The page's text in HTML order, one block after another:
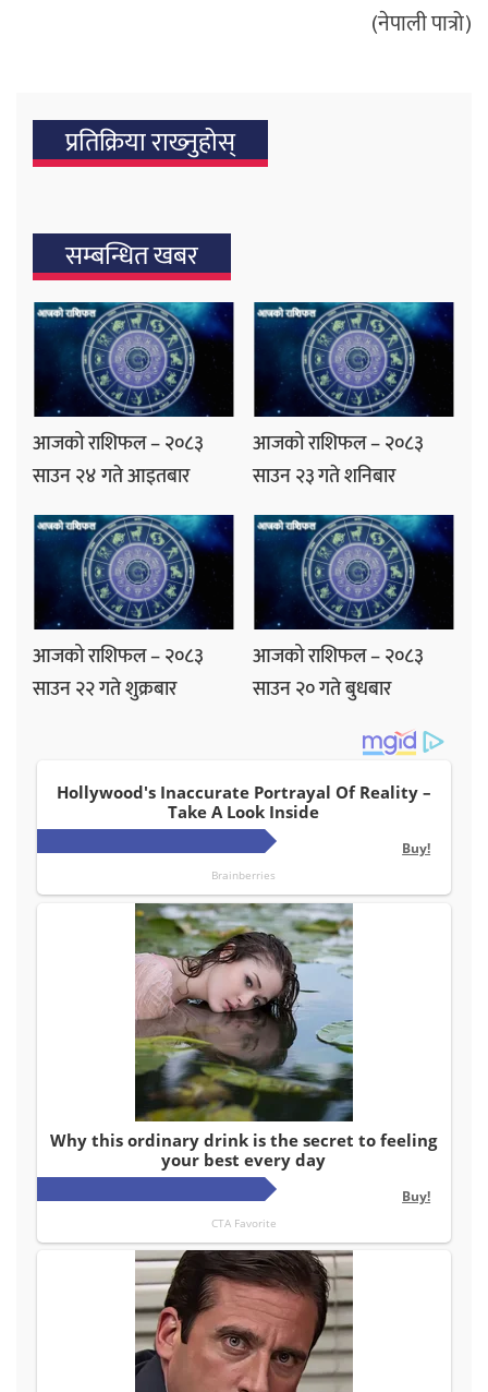
(नेपाली पात्रो)
प्रतिक्रिया राख्‍नुहोस्
सम्बन्धित खबर
आजको राशिफल – २०८३
साउन २४ गते आइतबार
आजको राशिफल – २०८३
साउन २३ गते शनिबार
आजको राशिफल – २०८३
साउन २२ गते शुक्रबार
आजको राशिफल – २०८३
साउन २० गते बुधबार